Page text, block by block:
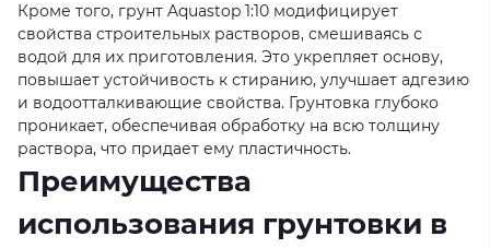
Кроме того, грунт Aquastop 1:10 модифицирует
свойства строительных растворов, смешиваясь с
водой для их приготовления. Это укрепляет основу,
повышает устойчивость к стиранию, улучшает адгезию
и водоотталкивающие свойства. Грунтовка глубоко
проникает, обеспечивая обработку на всю толщину
раствора, что придает ему пластичность.
Преимущества
использования грунтовки в